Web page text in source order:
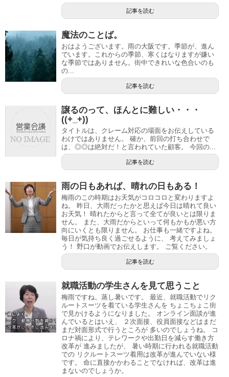
記事を読む
魔法のことば。
おはようございます。雨の大阪です。季節が、進ん
でいます。これからの季節、寒くはなりますが嫌い
な季節ではありません。街中できれいな色合いのも
の...
記事を読む
譲るのって、ほんとに難しい・・・
((+_+))
タイトルは、クレーム対応の場面をお伝えしている
わけではありません。 確か、前回の打ち合わせで
は、◎◎は絶対だ！と言われていた顧客。 今回の...
記事を読む
雨の日もあれば、晴れの日もある！
梅雨のこの時期はお天気がコロコロと変わりますよ
ね。 昨日、大雨だったかと思えば今日は晴れて良い
お天気！ 晴れたからと言って全てが良いとは限りま
せん。 また、大雨だからといって何もかもが悪い方
向にいくとも限りません。 お仕事も一緒ですよね。
毎日が気持ち良く過ごせるように、 考えてみましょ
う！ 野口が動画でお伝えします。 ご覧ください。
記事を読む
就職活動の学生さんを見て思うこと
梅雨ですね。蒸し暑いです。 最近、就職活動でリク
ルートスーツを着ている学生さんを ちょこちょこ街
で見かけるようになりました。 オンライン面談が進
んでいるとはいえ、 ２次面接、役員面接などはまだ
まだ対面形式で行うところが 多いのでしょうね。 コ
ロナ禍により、テレワークや出勤日を減らす働き方
改革が 進みましたが、 暑い時期に行われる就職活動
での リクルートスーツ着用は改革が進んでいない様
です。 命に直接かかわることでなければ、改革は進
まないのでしょうか。